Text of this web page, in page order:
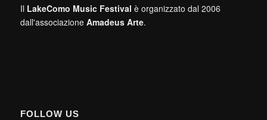
Il LakeComo Music Festival è organizzato dal 2006
dall'associazione Amadeus Arte.
FOLLOW US